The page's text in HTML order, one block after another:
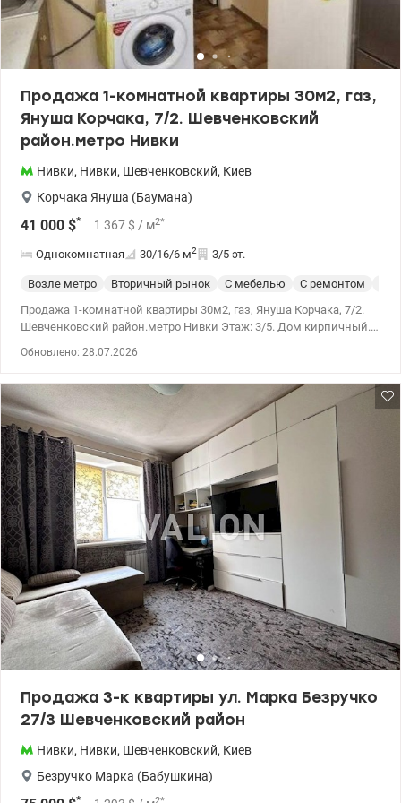
Продажа 1-комнатной квартиры 30м2, газ,
Януша Корчака, 7/2. Шевченковский
район.метро Нивки
Нивки, Нивки, Шевченковский, Киев
Корчака Януша (Баумана)
41 000 $* 1 367 $ / м2*
Однокомнатная 30/16/6 м2 3/5 эт.
Возле метро Вторичный рынок С мебелью С ремонтом
Продажа 1-комнатной квартиры 30м2, газ, Януша Корчака, 7/2.
Шевченковский район.метро Нивки Этаж: 3/5. Дом кирпичный.
балконе установлены стеклопакеты. Квартира газифицирована,
жилое. Квартира продается с имеющейся мебелью и бытовой
техникой. Расположение и инфраструктура: – тихий зеленый
двор. - в непосредственной близости находятся два
бомбоубежища Парк «Нивки» – большая зеленая зона с
озерами и прогулочными дорожками всего в 10 минутах ходьбы.
Сырецкий Гай – парк-памятник садово-паркового искусства,
который граничит с улицей Януша Корчака и идеально подходит
для пробежек или выгула домашних животных. Транспорт:
Станция метро «Нивки» – ключевой транспортный узел.
Пешком до нее идти около 10–12 минут через парк или по
жилым кварталам. Цена 41000 у.е. 0503932257 Мария
Valion.ua/1154392
Обновлено: 28.07.2026
Продажа 3-к квартиры ул. Марка Безручко
27/3 Шевченковский район
Нивки, Нивки, Шевченковский, Киев
Безручко Марка (Бабушкина)
*